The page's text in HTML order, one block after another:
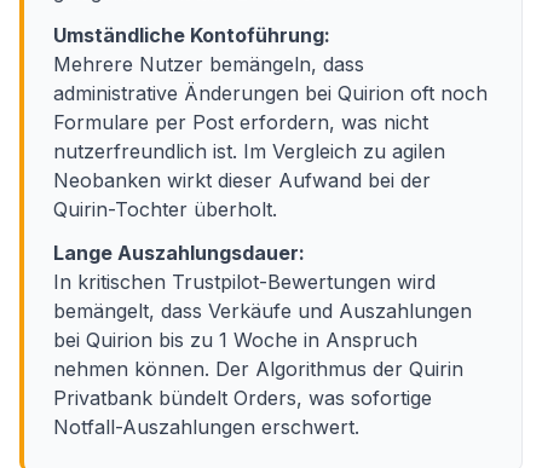
Umständliche Kontoführung:
Mehrere Nutzer bemängeln, dass
administrative Änderungen bei Quirion oft noch
Formulare per Post erfordern, was nicht
nutzerfreundlich ist. Im Vergleich zu agilen
Neobanken wirkt dieser Aufwand bei der
Quirin-Tochter überholt.
Lange Auszahlungsdauer:
In kritischen Trustpilot-Bewertungen wird
bemängelt, dass Verkäufe und Auszahlungen
bei Quirion bis zu 1 Woche in Anspruch
nehmen können. Der Algorithmus der Quirin
Privatbank bündelt Orders, was sofortige
Notfall-Auszahlungen erschwert.